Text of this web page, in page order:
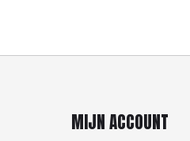
MIJN ACCOUNT